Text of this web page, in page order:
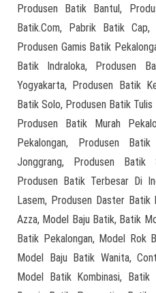
Produsen Batik Bantul,
Batik.Com, Pabrik Batik
Produsen Gamis Batik
Batik Indraloka, Produsen
Yogyakarta, Produsen Batik
Batik Solo, Produsen Batik
Produsen Batik Murah
Pekalongan, Produsen
Jonggrang, Produsen
Produsen Batik Terbesar Di
Lasem, Produsen Daster Batik
Azza, Model Baju Batik, Batik
Batik Pekalongan, Model Rok
Model Baju Batik Wanita,
Model Batik Kombinasi,